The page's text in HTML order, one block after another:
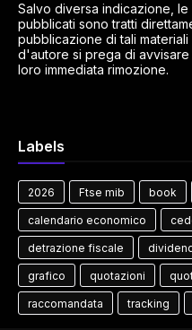
Salvo diversa indicazione, le
pubblicati sono tratti
pubblicazione di tali
d'autore si prega di
loro immediata rimozione.
Labels
2026 Ftse mib book
calendario economico
detrazione fiscale
grafico quotazioni
raccomandata tracking